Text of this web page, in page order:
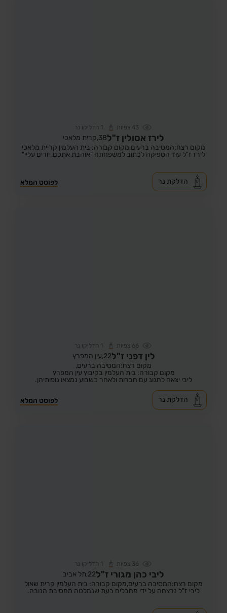
43 צפיות 1 הדליקו נר
לירז אסולין ז"ל38, קרית מלאכי
מקום רצח:המסיבה ברעים,מקום קבורה: בית העלמין קריית מלאכי
לירז ז"ל עוד הספיקה לכתוב למשפחתה "אוהבת אתכם, יורים עליי"
לפוסט המלא הדלקת נר
66 צפיות 1 הדליקו נר
לין דפני ז"ל22, עין המפרץ
מקום רצח:המסיבה ברעים,
מקום קבורה: בית העלמין בקיבוץ עין המפרץ
ליבי יצאה לחגוג עם חברות ולאחר כשבוע נמצאו גופותיהן.
לפוסט המלא הדלקת נר
36 צפיות 1 הדליקו נר
ליבי כהן מגורי ז"ל22, תל אביב
מקום רצח:המסיבה ברעים,מקום קבורה: בית העלמין קרית שאול
ליבי ז"ל נרצחה על ידי מחבלים בעת שנמלטה ממסיבת הנובה.